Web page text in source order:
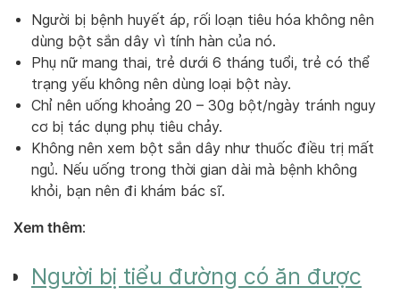
Người bị bệnh huyết áp, rối loạn tiêu hóa không nên
dùng bột sắn dây vì tính hàn của nó.
Phụ nữ mang thai, trẻ dưới 6 tháng tuổi, trẻ có thể
trạng yếu không nên dùng loại bột này.
Chỉ nên uống khoảng 20 – 30g bột/ngày tránh nguy
cơ bị tác dụng phụ tiêu chảy.
Không nên xem bột sắn dây như thuốc điều trị mất
ngủ. Nếu uống trong thời gian dài mà bệnh không
khỏi, bạn nên đi khám bác sĩ.
Xem thêm:
Người bị tiểu đường có ăn được